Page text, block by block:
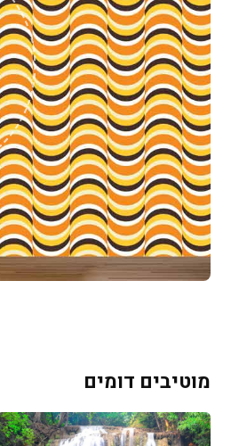
מוטיבים דומים